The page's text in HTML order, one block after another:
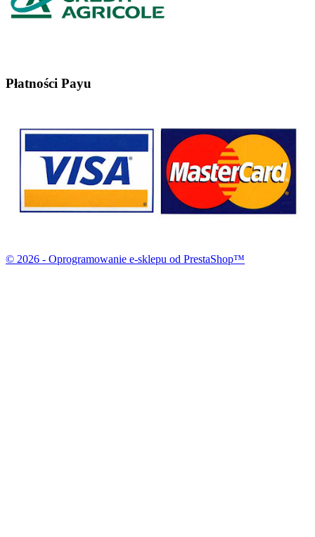
Płatności Payu
© 2026 - Oprogramowanie e-sklepu od PrestaShop™